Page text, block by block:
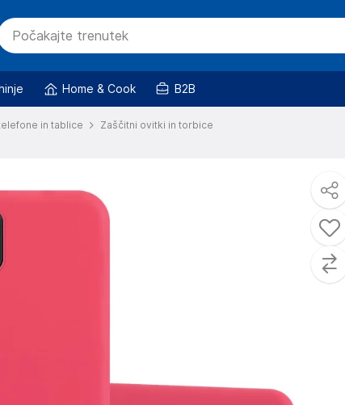
Home & Cook B2B
in tablice Zaščitni ovitki in torbice